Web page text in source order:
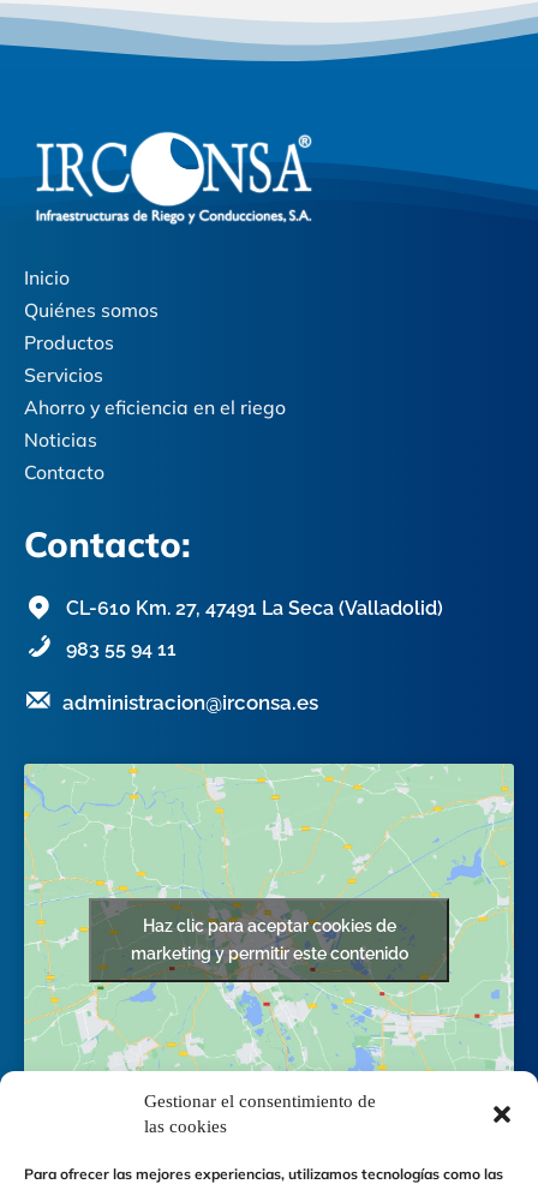
Gestionar el consentimiento de
las cookies
Para ofrecer las mejores experiencias, utilizamos tecnologías como las
Inicio
Quiénes somos
Productos
Servicios
Ahorro y eficiencia en el riego
Noticias
Contacto
Contacto:
CL-610 Km. 27, 47491 La Seca (Valladolid)
983 55 94 11
administracion@irconsa.es
Haz clic para aceptar cookies de
marketing y permitir este contenido